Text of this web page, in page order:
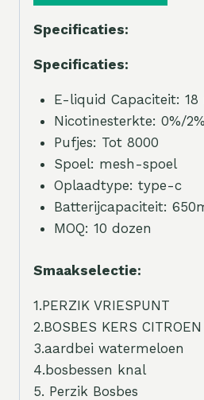
Specificaties:
Specificaties:
E-liquid Capaciteit: 18
Nicotinesterkte: 0%/
Pufjes: Tot 8000
Spoel: mesh-spoel
Oplaadtype: type-c
Batterijcapaciteit:
MOQ: 10 dozen
Smaakselectie:
1.PERZIK VRIESPUNT
2.BOSBES KERS CITROEN
3.aardbei watermeloen
4.bosbessen knal
5. Perzik Bosbes